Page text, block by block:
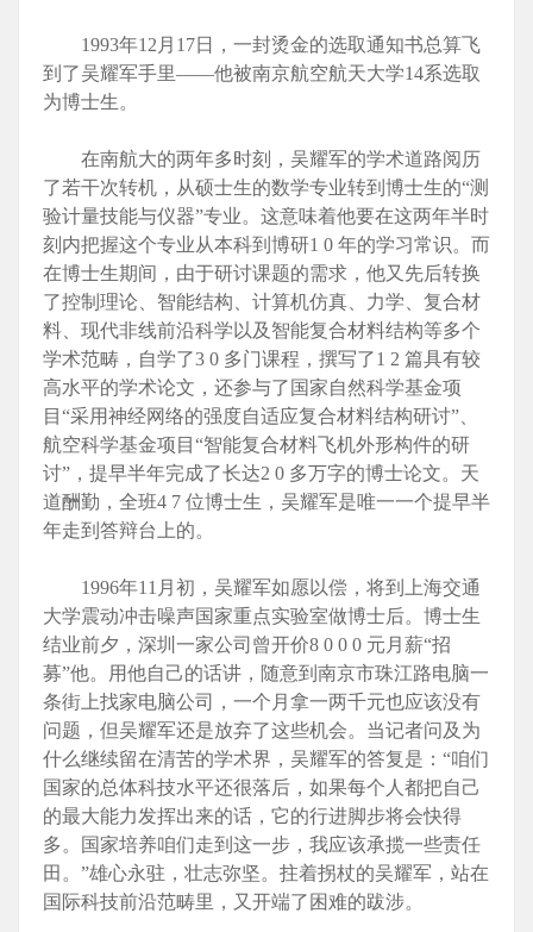
1993年12月17日，一封烫金的选取通知书总算飞
到了吴耀军手里——他被南京航空航天大学14系选取
为博士生。
在南航大的两年多时刻，吴耀军的学术道路阅历
了若干次转机，从硕士生的数学专业转到博士生的“测
验计量技能与仪器”专业。这意味着他要在这两年半时
刻内把握这个专业从本科到博研1 0 年的学习常识。而
在博士生期间，由于研讨课题的需求，他又先后转换
了控制理论、智能结构、计算机仿真、力学、复合材
料、现代非线前沿科学以及智能复合材料结构等多个
学术范畴，自学了3 0 多门课程，撰写了1 2 篇具有较
高水平的学术论文，还参与了国家自然科学基金项
目“采用神经网络的强度自适应复合材料结构研讨”、
航空科学基金项目“智能复合材料飞机外形构件的研
讨”，提早半年完成了长达2 0 多万字的博士论文。天
道酬勤，全班4 7 位博士生，吴耀军是唯一一个提早半
年走到答辩台上的。
1996年11月初，吴耀军如愿以偿，将到上海交通
大学震动冲击噪声国家重点实验室做博士后。博士生
结业前夕，深圳一家公司曾开价8 0 0 0 元月薪“招
募”他。用他自己的话讲，随意到南京市珠江路电脑一
条街上找家电脑公司，一个月拿一两千元也应该没有
问题，但吴耀军还是放弃了这些机会。当记者问及为
什么继续留在清苦的学术界，吴耀军的答复是：“咱们
国家的总体科技水平还很落后，如果每个人都把自己
的最大能力发挥出来的话，它的行进脚步将会快得
多。国家培养咱们走到这一步，我应该承揽一些责任
田。”雄心永驻，壮志弥坚。拄着拐杖的吴耀军，站在
国际科技前沿范畴里，又开端了困难的跋涉。